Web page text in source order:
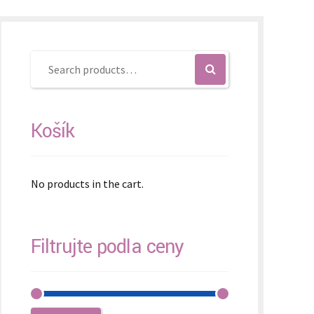
Košík
No products in the cart.
Filtrujte podľa ceny